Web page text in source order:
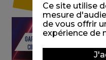
Ce site utilise
mesure
de vous offrir
expérience de